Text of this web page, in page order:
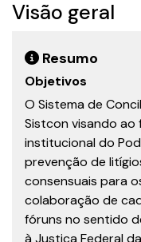
Visão geral
Resumo
Objetivos
O Sistema de
Sistcon visando
institucional do
prevenção de
consensuais para
colaboração de
fóruns no sentido
à Justiça Federal